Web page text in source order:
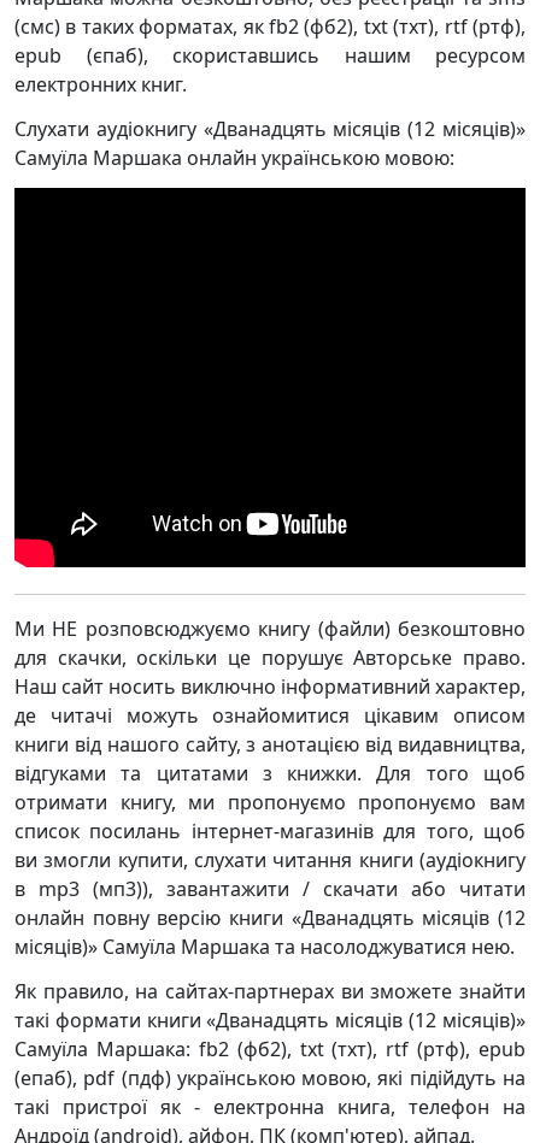
(смс) в таких форматах, як fb2 (фб2), txt (тхт), rtf (ртф),
epub (єпаб), скориставшись нашим ресурсом
електронних книг.
Слухати аудіокнигу «Дванадцять місяців (12 місяців)»
Самуїла Маршака онлайн українською мовою:
Ми НЕ розповсюджуємо книгу (файли) безкоштовно
для скачки, оскільки це порушує Авторське право.
Наш сайт носить виключно інформативний характер,
де читачі можуть ознайомитися цікавим описом
книги від нашого сайту, з анотацією від видавництва,
відгуками та цитатами з книжки. Для того щоб
отримати книгу, ми пропонуємо пропонуємо вам
список посилань інтернет-магазинів для того, щоб
ви змогли купити, слухати читання книги (аудіокнигу
в mp3 (мп3)), завантажити / скачати або читати
онлайн повну версію книги «Дванадцять місяців (12
місяців)» Самуїла Маршака та насолоджуватися нею.
Як правило, на сайтах-партнерах ви зможете знайти
такі формати книги «Дванадцять місяців (12 місяців)»
Самуїла Маршака: fb2 (фб2), txt (тхт), rtf (ртф), epub
(епаб), pdf (пдф) українською мовою, які підійдуть на
такі пристрої як - електронна книга, телефон на
Андроїд (android), айфон, ПК (комп'ютер), айпад.